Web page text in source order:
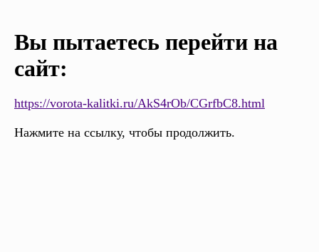
Вы пытаетесь перейти на
сайт:
https://vorota-kalitki.ru/AkS4rOb/CGrfbC8.html
Нажмите на ссылку, чтобы продолжить.